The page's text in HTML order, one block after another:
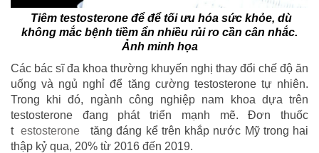
Tiêm testosterone để để tối ưu hóa sức khỏe, dù
không mắc bệnh tiềm ẩn nhiều rủi ro cần cân nhắc.
Ảnh minh họa
Các bác sĩ đa khoa thường khuyến nghị thay đổi chế độ ăn
uống và ngủ nghỉ để tăng cường testosterone tự nhiên.
Trong khi đó, ngành công nghiệp nam khoa dựa trên
testosterone đang phát triển mạnh mẽ. Đơn thuốc
t estosterone
tăng đáng kể trên khắp nước Mỹ trong hai
thập kỷ qua, 20% từ 2016 đến 2019.